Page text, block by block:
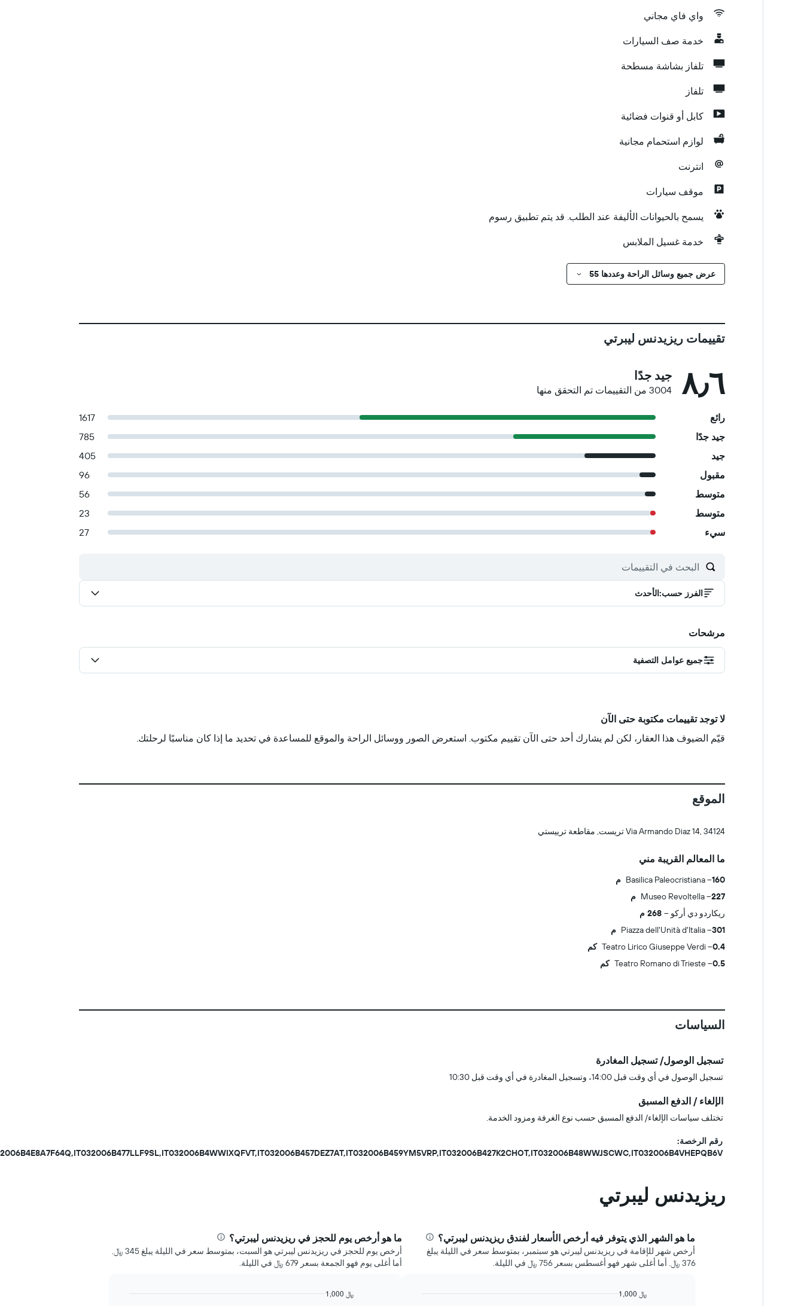
واي فاي مجاني
خدمة صف السيارات
تلفاز بشاشة مسطحة
تلفاز
كابل أو قنوات فضائية
لوازم استحمام مجانية
انترنت
موقف سيارات
يسمح بالحيوانات الأليفة عند الطلب. قد يتم تطبيق رسوم
خدمة غسيل الملابس
عرض جميع وسائل الراحة وعددها 55
تقييمات ريزيدنس ليبرتي
٨٫٦ جيد جدًا
3004 من التقييمات تم التحقق منها
رائع
1617
جيد جدًا
785
جيد
405
مقبول
96
متوسط
56
متوسط
23
سيء
27
الفرز حسب:الأحدث
مرشحات
جميع عوامل التصفية
لا توجد تقييمات مكتوبة حتى الآن
قيّم الضيوف هذا العقار، لكن لم يشارك أحد حتى الآن تقييم مكتوب. استعرض الصور ووسائل الراحة والموقع للمساعدة في تحديد ما إذا كان مناسبًا لرحلتك.
الموقع
Via Armando Diaz 14, 34124 تريست, مقاطعة ترييستي
ما المعالم القريبة مني
Basilica Paleocristiana
160 م
Museo Revoltella
227 م
ريكاردو دي أركو
268 م
Piazza dell'Unità d'Italia
301 م
Teatro Lirico Giuseppe Verdi
0.4 كم
Teatro Romano di Trieste
0.5 كم
السياسات
تسجيل الوصول/ تسجيل المغادرة
تسجيل الوصول في أي وقت قبل 14:00، وتسجيل المغادرة في أي وقت قبل 10:30
الإلغاء / الدفع المسبق
تختلف سياسات الإلغاء/ الدفع المسبق حسب نوع الغرفة ومزود الخدمة.
رقم الرخصة:
ريزيدنس ليبرتي
ما هو الشهر الذي يتوفر فيه أرخص الأسعار لفندق ريزيدنس ليبرتي؟
أرخص شهر للإقامة في ريزيدنس ليبرتي هو سبتمبر، بمتوسط سعر في الليلة يبلغ
376 ﷼. أما أغلى شهر فهو أغسطس بسعر 756 ﷼ في الليلة.
1,000 ﷼
ما هو أرخص يوم للحجز في ريزيدنس ليبرتي؟
أرخص يوم للحجز في ريزيدنس ليبرتي هو السبت، بمتوسط سعر في الليلة يبلغ 345 ﷼.
أما أغلى يوم فهو الجمعة بسعر 679 ﷼ في الليلة.
1,000 ﷼